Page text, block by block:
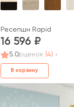
Ресепшн Rapid
16 596
5.0оценок (4)
В корзину